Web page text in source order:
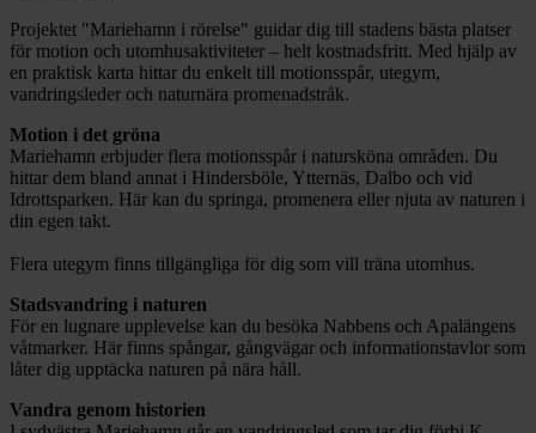
Projektet "Mariehamn i rörelse" guidar dig till stadens bästa platser
för motion och utomhusaktiviteter – helt kostnadsfritt. Med hjälp av
en praktisk karta hittar du enkelt till motionsspår, utegym,
vandringsleder och naturnära promenadstråk.
Motion i det gröna
Mariehamn erbjuder flera motionsspår i natursköna områden. Du
hittar dem bland annat i Hindersböle, Ytternäs, Dalbo och vid
Idrottsparken. Här kan du springa, promenera eller njuta av naturen i
din egen takt.
Flera utegym finns tillgängliga för dig som vill träna utomhus.
Stadsvandring i naturen
För en lugnare upplevelse kan du besöka Nabbens och Apalängens
våtmarker. Här finns spångar, gångvägar och informationstavlor som
låter dig upptäcka naturen på nära håll.
Vandra genom historien